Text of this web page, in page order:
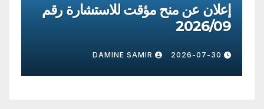
إعلان عن منح مؤقت
2026-07-30
رقم